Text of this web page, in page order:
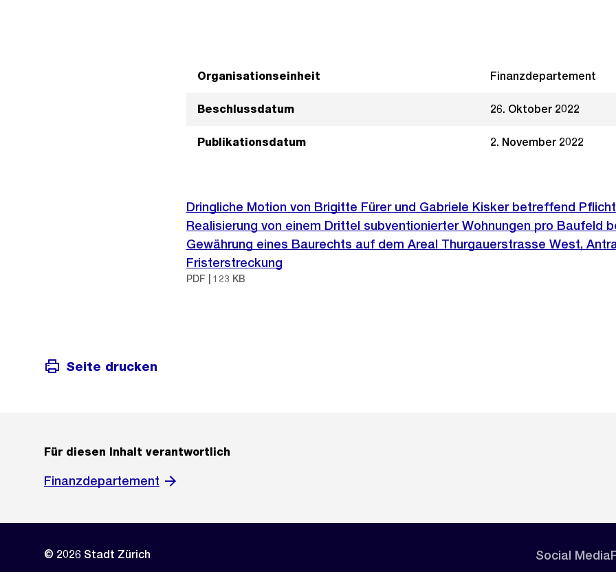
Organisationseinheit Finanzdepartement
Beschlussdatum 26. Oktober 2022
Publikationsdatum 2. November 2022
Dringliche Motion von Brigitte Fürer und Gabriele Kisker betreffend
Realisierung von einem Drittel subventionierter Wohnungen pro Baufeld
Gewährung eines Baurechts auf dem Areal Thurgauerstrasse West,
Fristerstreckung
PDF | 123 KB
Seite drucken
Für diesen Inhalt verantwortlich
Finanzdepartement
© 2026 Stadt Zürich Social Media